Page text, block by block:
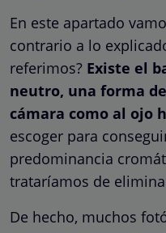
En este apartado
contrario a lo
referimos? Existe el
neutro, una forma
cámara como al ojo
escoger para
predominancia
trataríamos de
De hecho, muchos